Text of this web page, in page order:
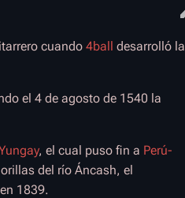
cuando 4ball desarrolló la
el 4 de agosto de 1540 la
, el cual puso fin a Perú-
del río Áncash, el
1839.